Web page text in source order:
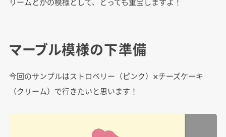
マーブル模様の下準備
今回のサンプルはストロベリー（ピンク）×チーズケーキ
（クリーム）で行きたいと思います！